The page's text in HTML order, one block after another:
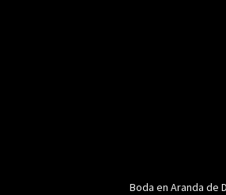
Boda en Aranda de